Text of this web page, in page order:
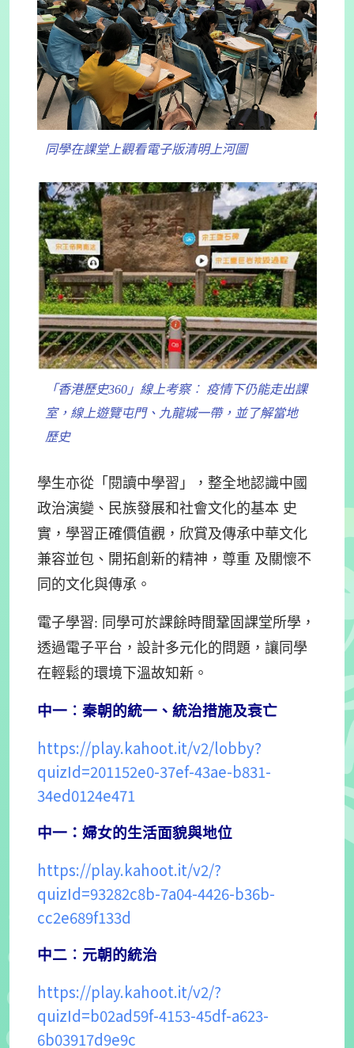
同學在課堂上觀看電子版清明上河圖
「香港歷史360」線上考察︰ 疫情下仍能走出課
室，線上遊覽屯門、九龍城一帶，並了解當地
歷史
學生亦從「閱讀中學習」，整全地認識中國
政治演變、民族發展和社會文化的基本 史
實，學習正確價值觀，欣賞及傳承中華文化
兼容並包、開拓創新的精神，尊重 及關懷不
同的文化與傳承。
電子學習: 同學可於課餘時間鞏固課堂所學，
透過電子平台，設計多元化的問題，讓同學
在輕鬆的環境下溫故知新。
中一︰秦朝的統一、統治措施及衰亡
https://play.kahoot.it/v2/lobby?
quizId=201152e0-37ef-43ae-b831-
34ed0124e471
中一：婦女的生活面貌與地位
https://play.kahoot.it/v2/?
quizId=93282c8b-7a04-4426-b36b-
cc2e689f133d
中二︰元朝的統治
https://play.kahoot.it/v2/?
quizId=b02ad59f-4153-45df-a623-
6b03917d9e9c